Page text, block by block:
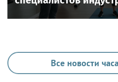
Все новости